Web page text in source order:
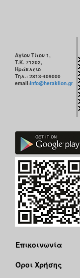
Αγίου Τίτου 1,
Τ.Κ. 71202,
Ηράκλειο
Τηλ.: 2813-409000
email:info@heraklion.gr
Επικοινωνία
Όροι Χρήσης